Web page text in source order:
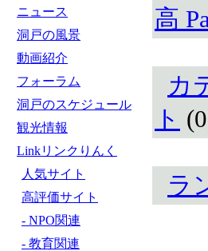
ニュース
洞戸の風景
動画紹介
フォーラム
洞戸のスケジュール
観光情報
Linkリンクりんく
人気サイト
高評価サイト
- NPO関連
- 教育関連
高
カ
ト
ラ